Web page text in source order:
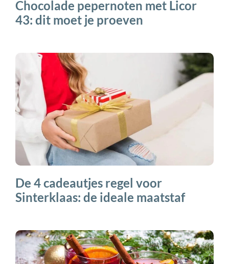
Chocolade pepernoten met Licor
43: dit moet je proeven
De 4 cadeautjes regel voor
Sinterklaas: de ideale maatstaf